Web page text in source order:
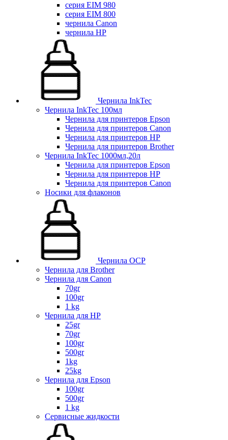
серия EIM 980
серия EIM 800
чернила Canon
чернила HP
Чернила InkTec
Чернила InkTec 100мл
Чернила для принтеров Epson
Чернила для принтеров Canon
Чернила для принтеров HP
Чернила для принтеров Brother
Чернила InkTec 1000мл,20л
Чернила для принтеров Epson
Чернила для принтеров HP
Чернила для принтеров Canon
Носики для флаконов
Чернила OCP
Чернила для Brother
Чернила для Canon
70gr
100gr
1 kg
Чернила для HP
25gr
70gr
100gr
500gr
1kg
25kg
Чернила для Epson
100gr
500gr
1 kg
Сервисные жидкости